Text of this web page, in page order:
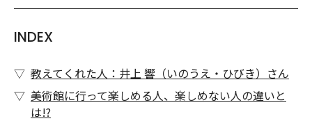
INDEX
教えてくれた人：井上 響（いのうえ・ひびき）さん
美術館に行って楽しめる人、楽しめない人の違いと
は!?